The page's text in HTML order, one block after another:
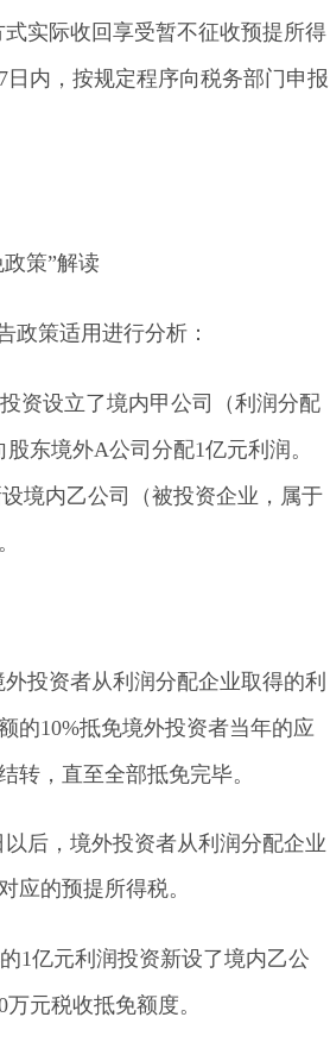
实际收回享受暂不征收预提所得
7日内，按规定程序向税务部门申报
策”解读
政策适用进行分析：
资设立了境内甲公司（利润分配
东境外A公司分配1亿元利润。
境内乙公司（被投资企业，属于
投资者从利润分配企业取得的利
的10%抵免境外投资者当年的应
转，直至全部抵免完毕。
后，境外投资者从利润分配企业
应的预提所得税。
1亿元利润投资新设了境内乙公
元税收抵免额度。